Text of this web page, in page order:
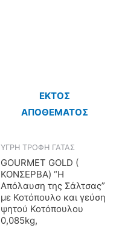
ΕΚΤΌΣ
ΑΠΟΘΈΜΑΤΟΣ
ΥΓΡΗ ΤΡΟΦΗ ΓΑΤΑΣ
GOURMET GOLD (
ΚΟΝΣΕΡΒΑ) “Η
Απόλαυση της Σάλτσας”
με Κοτόπουλο και γεύση
ψητού Κοτόπουλου
0,085kg,